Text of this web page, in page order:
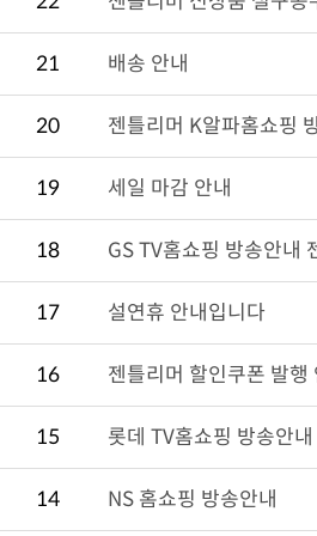
21 배송 안내
20 젠틀리머 K알파홈쇼핑
19 세일 마감 안내
18 GS TV홈쇼핑 방송안내
17 설연휴 안내입니다
16 젠틀리머 할인쿠폰 발행
15 롯데 TV홈쇼핑 방송안내
14 NS 홈쇼핑 방송안내